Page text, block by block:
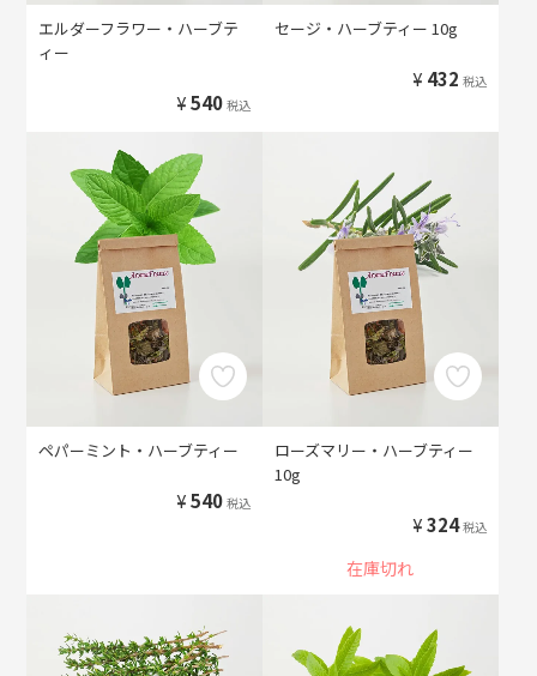
エルダーフラワー・ハーブテ
ィー
¥540 税込
セージ・ハーブティー 10g
¥ 432 税込
ペパーミント・ハーブティー
¥540 税込
ローズマリー・ハーブティー
10g
¥324 税込
在庫切れ